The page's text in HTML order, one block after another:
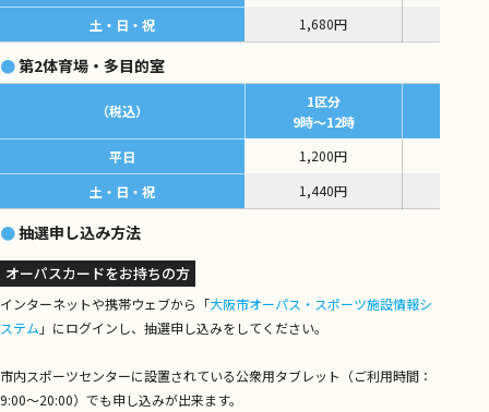
土・日・祝
1,680円
第2体育場・多目的室
（税込）
1区分
9時～12時
平日
1,200円
土・日・祝
1,440円
抽選申し込み方法
オーパスカードをお持ちの方
インターネットや携帯ウェブから「大阪市オーパス・スポーツ施設情報シ
ステム 」にログインし、抽選申し込みをしてください。
市内スポーツセンターに設置されている公衆用タブレット（ご利用時間：
9:00～20:00）でも申し込みが出来ます。